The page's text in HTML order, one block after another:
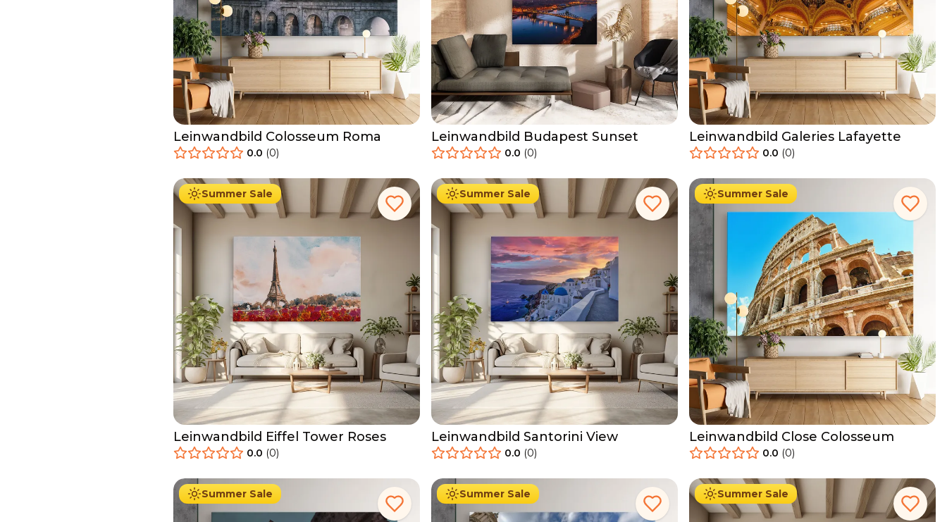
Leinwandbild Colosseum Roma
0.0 (0)
Leinwandbild Budapest Sunset
0.0 (0)
Leinwandbild Galeries Lafayette
0.0 (0)
Summer Sale
Ab 39.90 € 34.90
Leinwandbild Eiffel Tower Roses
0.0 (0)
Summer Sale
Ab 39.90 € 34.90
Leinwandbild Santorini View
0.0 (0)
Summer Sale
Ab 39.90 € 34.90
Leinwandbild Close Colosseum
0.0 (0)
Summer Sale
Ab 39.90 € 34.90
Summer Sale
Ab 39.90 € 34.90
Summer Sale
Ab 39.90 € 34.90